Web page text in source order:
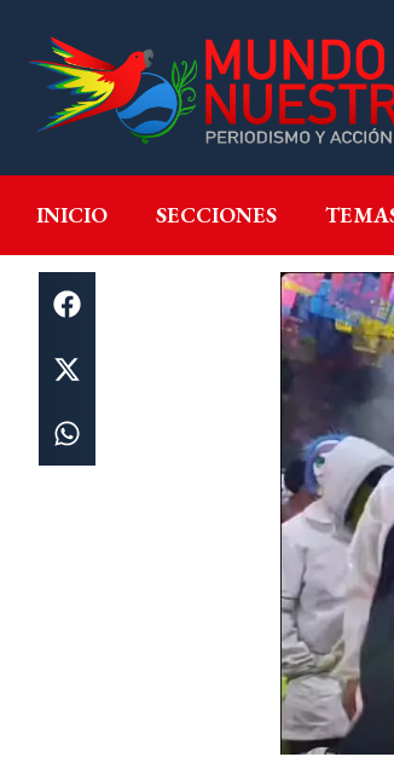
INICIO SECCIONES
INICIO